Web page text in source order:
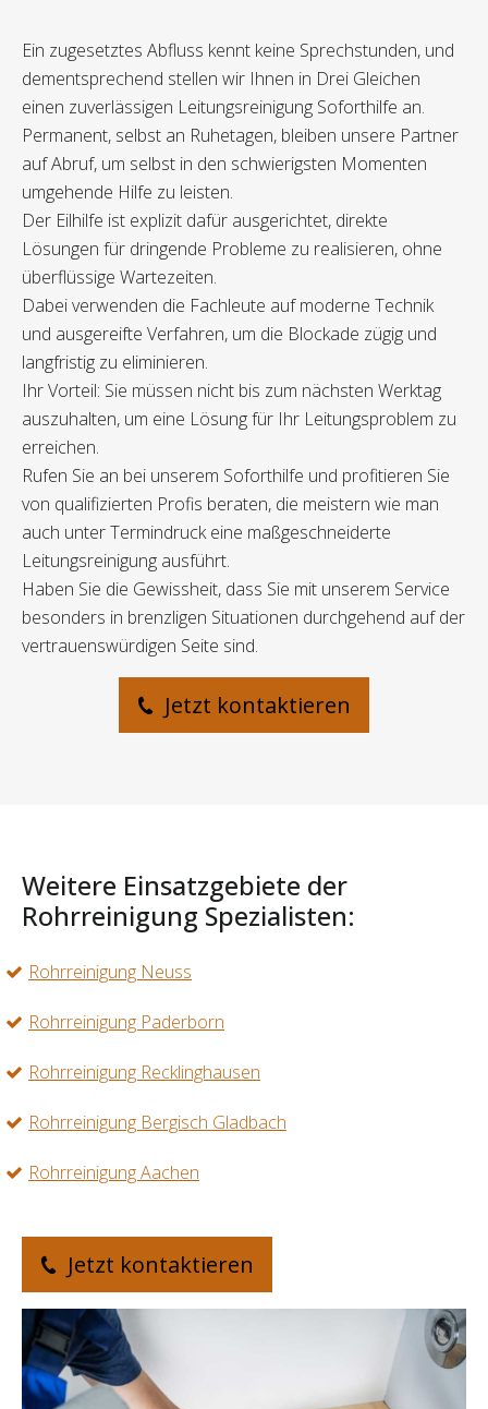
Ein zugesetztes Abfluss kennt keine Sprechstunden, und
dementsprechend stellen wir Ihnen in Drei Gleichen
einen zuverlässigen Leitungsreinigung Soforthilfe an.
Permanent, selbst an Ruhetagen, bleiben unsere Partner
auf Abruf, um selbst in den schwierigsten Momenten
umgehende Hilfe zu leisten.
Der Eilhilfe ist explizit dafür ausgerichtet, direkte
Lösungen für dringende Probleme zu realisieren, ohne
überflüssige Wartezeiten.
Dabei verwenden die Fachleute auf moderne Technik
und ausgereifte Verfahren, um die Blockade zügig und
langfristig zu eliminieren.
Ihr Vorteil: Sie müssen nicht bis zum nächsten Werktag
auszuhalten, um eine Lösung für Ihr Leitungsproblem zu
erreichen.
Rufen Sie an bei unserem Soforthilfe und profitieren Sie
von qualifizierten Profis beraten, die meistern wie man
auch unter Termindruck eine maßgeschneiderte
Leitungsreinigung ausführt.
Haben Sie die Gewissheit, dass Sie mit unserem Service
besonders in brenzligen Situationen durchgehend auf der
vertrauenswürdigen Seite sind.
Jetzt kontaktieren
Weitere Einsatzgebiete der
Rohrreinigung Spezialisten:
Rohrreinigung Neuss
Rohrreinigung Paderborn
Rohrreinigung Recklinghausen
Rohrreinigung Bergisch Gladbach
Rohrreinigung Aachen
Jetzt kontaktieren